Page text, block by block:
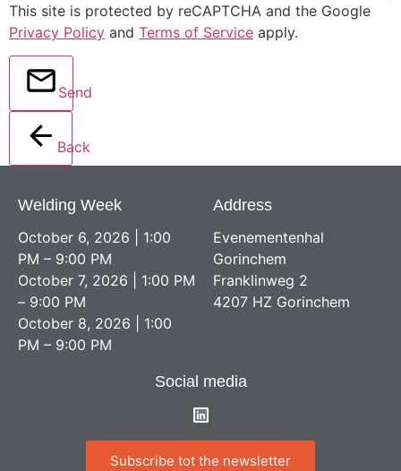
This site is protected by reCAPTCHA and the Google
Privacy Policy and Terms of Service apply.
Send
Back
Welding Week
October 6, 2026 | 1:00
PM – 9:00 PM
October 7, 2026 | 1:00 PM
– 9:00 PM
October 8, 2026 | 1:00
PM – 9:00 PM
Address
Evenementenhal
Gorinchem
Franklinweg 2
4207 HZ Gorinchem
Social media
Subscribe tot the newsletter